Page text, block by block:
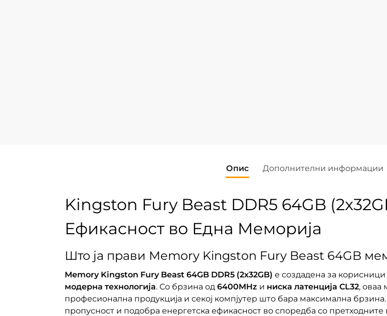
Опис Дополнителни информации
Kingston Fury Beast DDR5 64GB
Ефикасност во Една Меморија
Што ја прави Memory Kingston Fury Beast 64GB
Memory Kingston Fury Beast 64GB DDR5 (2x32GB) е создадена за корисници
модерна технологија. Со брзина од 6400MHz и ниска латенција CL32, оваа
професионална продукција и секој компјутер што бара максимална
пропусност и подобра енергетска ефикасност во споредба со претходните